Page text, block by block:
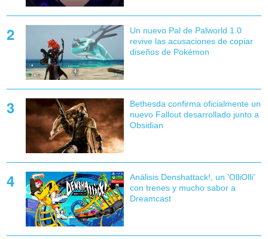
Un nuevo Pal de Palworld 1.0
revive las acusaciones de copiar
diseños de Pokémon
Bethesda confirma oficialmente un
nuevo Fallout desarrollado junto a
Obsidian
Análisis Denshattack!, un 'OlliOlli'
con trenes y mucho sabor a
Dreamcast